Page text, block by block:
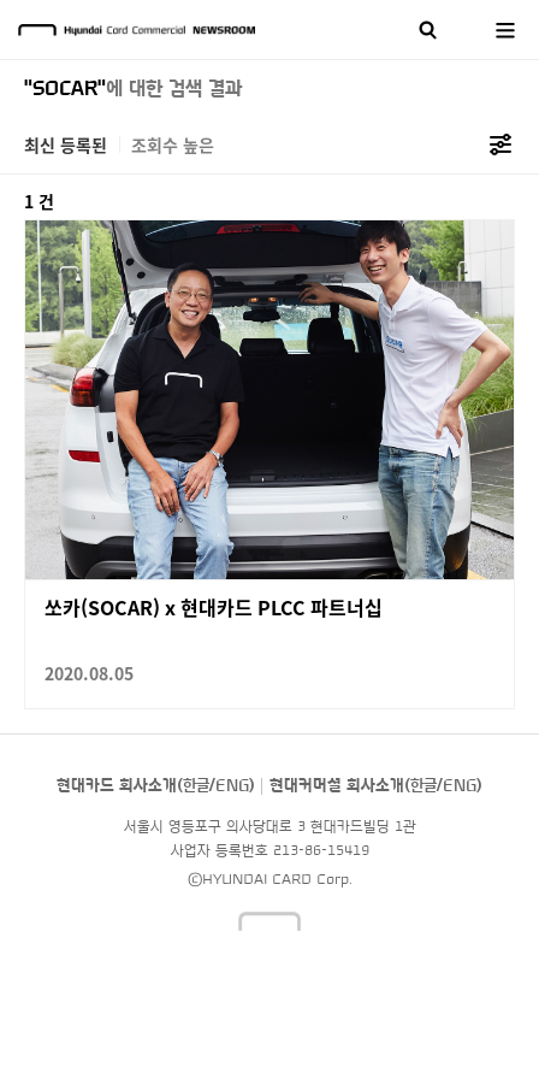
"SOCAR"에 대한 검색 결과
최신 등록된 조회수 높은
1 건
쏘카(SOCAR) x 현대카드 PLCC 파트너십
2020.08.05
현대카드 회사소개(한글/ENG) 현대커머셜 회사소개(한글/ENG)
서울시 영등포구 의사당대로 3 현대카드빌딩 1관
사업자 등록번호 213-86-15419
©HYUNDAI CARD Corp.